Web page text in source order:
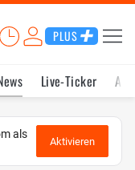
PLUS
Live-Ticker
als
Aktivieren